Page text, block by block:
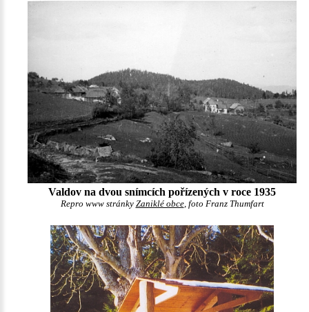
Valdov na dvou snímcích pořízených v roce 1935
Repro www stránky Zaniklé obce, foto Franz Thumfart